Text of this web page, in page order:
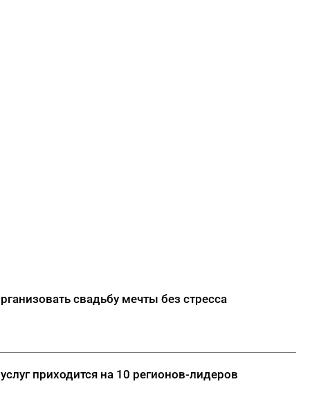
свадьбу мечты без стресса
приходится на 10 регионов-лидеров